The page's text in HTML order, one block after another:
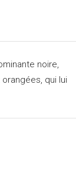
noire,
qui lui